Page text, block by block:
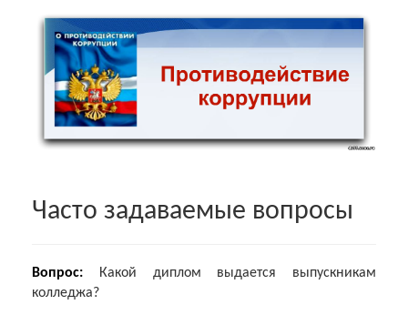
Часто задаваемые вопросы
Вопрос: Какой диплом выдается выпускникам
колледжа?